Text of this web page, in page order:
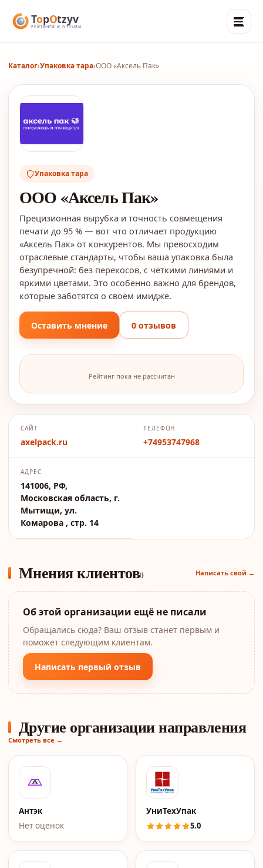
Каталог›Упаковка тара›ООО «Аксель Пак»
Упаковка тара
ООО «Аксель Пак»
Прецизионная вырубка и точность совмещения
печати до 95 % — вот что отличает продукцию
«Аксель Пак» от конкурентов. Мы превосходим
отраслевые стандарты, чтобы ваша упаковка была
безупречной: без перекосов, с чёткими линиями и
яркими цветами. Это особенно важно для брендов,
которые заботятся о своём имидже.
Оставить мнение 0 отзывов
Рейтинг пока не рассчитан
САЙТ
axelpack.ru
ТЕЛЕФОН
+74953747968
АДРЕС
141006, РФ,
Московская область, г.
Мытищи, ул.
Комарова , стр. 14
Мнения клиентов0 Написать свой →
Об этой организации ещё не писали
Обращались сюда? Ваш отзыв станет первым и
поможет следующим клиентам.
Написать первый отзыв
Другие организации направления
Смотреть все →
Антэк
Нет оценок
УниТехУпак
5.0